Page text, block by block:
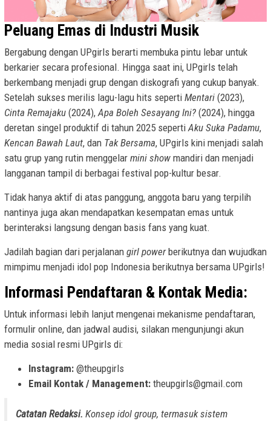
Peluang Emas di Industri Musik
Bergabung dengan UPgirls berarti membuka pintu lebar untuk
berkarier secara profesional. Hingga saat ini, UPgirls telah
berkembang menjadi grup dengan diskografi yang cukup banyak.
Setelah sukses merilis lagu-lagu hits seperti Mentari (2023),
Cinta Remajaku (2024), Apa Boleh Sesayang Ini? (2024), hingga
deretan singel produktif di tahun 2025 seperti Aku Suka Padamu,
Kencan Bawah Laut, dan Tak Bersama, UPgirls kini menjadi salah
satu grup yang rutin menggelar mini show mandiri dan menjadi
langganan tampil di berbagai festival pop-kultur besar.
Tidak hanya aktif di atas panggung, anggota baru yang terpilih
nantinya juga akan mendapatkan kesempatan emas untuk
berinteraksi langsung dengan basis fans yang kuat.
Jadilah bagian dari perjalanan girl powerberikutnya dan wujudkan
mimpimu menjadi idol pop Indonesia berikutnya bersama UPgirls!
Informasi Pendaftaran & Kontak Media:
Untuk informasi lebih lanjut mengenai mekanisme pendaftaran,
formulir online, dan jadwal audisi, silakan mengunjungi akun
media sosial resmi UPgirls di:
Instagram: @theupgirls
Email Kontak / Management: theupgirls@gmail.com
Catatan Redaksi. Konsep idol group, termasuk sistem